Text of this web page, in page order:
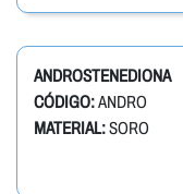
ANDROSTENEDIONA
CÓDIGO:ANDRO
MATERIAL:SORO